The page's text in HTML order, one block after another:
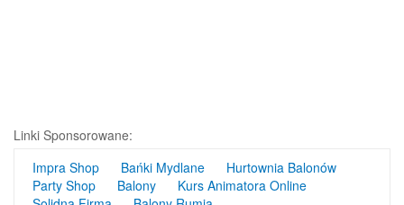
Linki Sponsorowane:
Impra Shop
Bańki Mydlane
Hurtownia Balonów
Party Shop
Balony
Kurs Animatora Online